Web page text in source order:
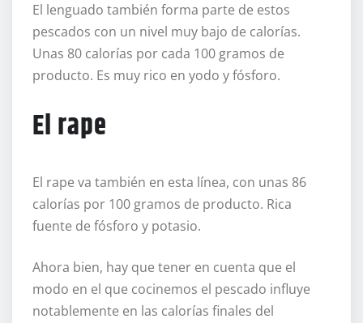
El lenguado también forma parte de estos
pescados con un nivel muy bajo de calorías.
Unas 80 calorías por cada 100 gramos de
producto. Es muy rico en yodo y fósforo.
El rape
El rape va también en esta línea, con unas 86
calorías por 100 gramos de producto. Rica
fuente de fósforo y potasio.
Ahora bien, hay que tener en cuenta que el
modo en el que cocinemos el pescado influye
notablemente en las calorías finales del